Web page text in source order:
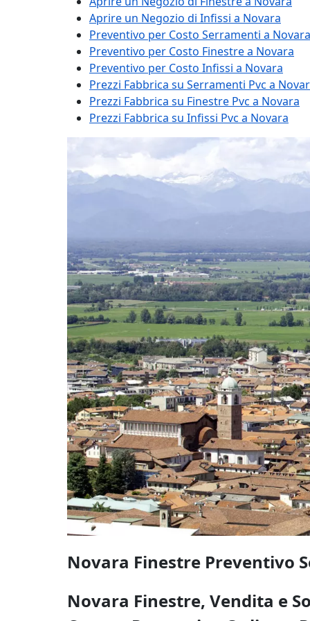
Aprire un Negozio di Infissi a Novara
Preventivo per Costo Serramenti a Novara
Preventivo per Costo Finestre a Novara
Preventivo per Costo Infissi a Novara
Prezzi Fabbrica su Serramenti Pvc a
Prezzi Fabbrica su Finestre Pvc a Novara
Prezzi Fabbrica su Infissi Pvc a Novara
Novara Finestre Preventivo
Novara Finestre, Vendita e